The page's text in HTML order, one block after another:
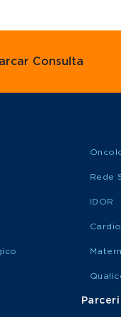
Consulta
Rede
IDOR